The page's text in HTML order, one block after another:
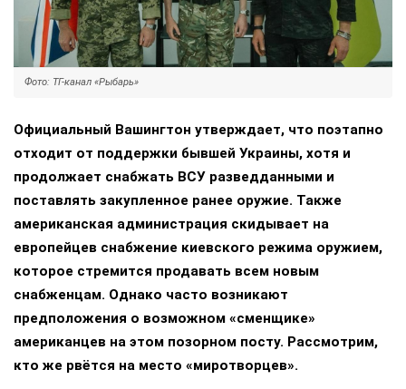
Фото: ТГ-канал «Рыбарь»
Официальный Вашингтон утверждает, что поэтапно
отходит от поддержки бывшей Украины, хотя и
продолжает снабжать ВСУ разведданными и
поставлять закупленное ранее оружие. Также
американская администрация скидывает на
европейцев снабжение киевского режима оружием,
которое стремится продавать всем новым
снабженцам. Однако часто возникают
предположения о возможном «сменщике»
американцев на этом позорном посту. Рассмотрим,
кто же рвётся на место «миротворцев».